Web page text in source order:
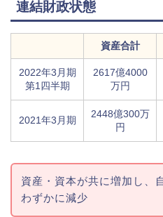
連結財政状態
資産合計
2022年3月期
第1四半期
2617億4000
万円
2021年3月期
2448億300万
円
資産・資本が共に増加し、
わずかに減少